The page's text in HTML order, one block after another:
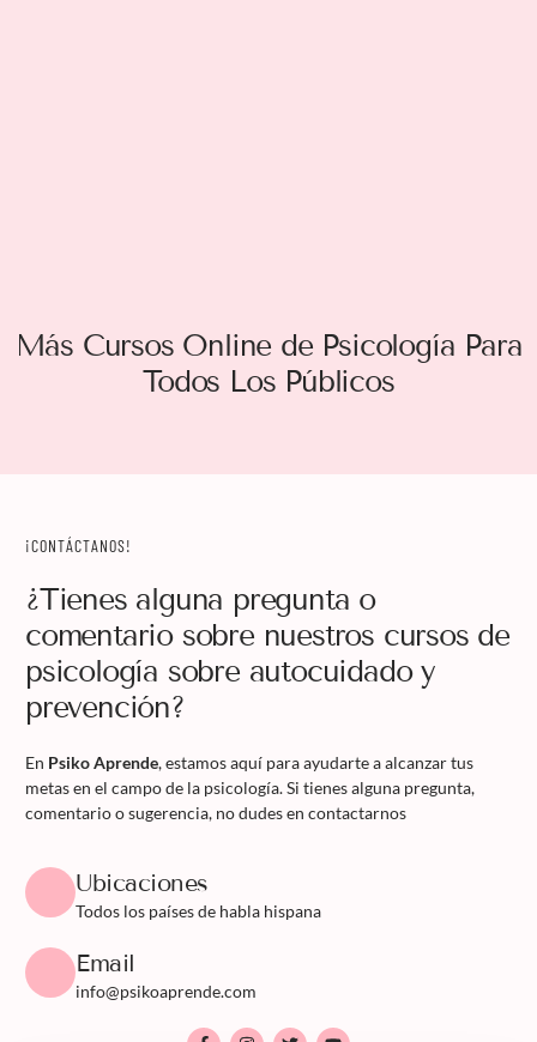
Más Cursos Online de Psicología Para
Todos Los Públicos
¡CONTÁCTANOS!
¿Tienes alguna pregunta o
comentario sobre nuestros cursos de
psicología sobre autocuidado y
prevención?
En Psiko Aprende, estamos aquí para ayudarte a alcanzar tus
metas en el campo de la psicología. Si tienes alguna pregunta,
comentario o sugerencia, no dudes en contactarnos
Ubicaciones
Todos los países de habla hispana
Email
info@psikoaprende.com